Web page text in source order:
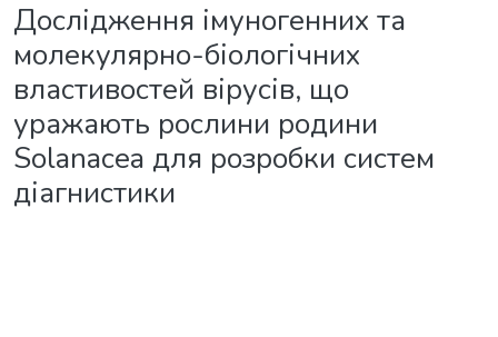
Дослідження імуногенних та
молекулярно-біологічних
властивостей вірусів, що
уражають рослини родини
Solanacea для розробки систем
діагнистики